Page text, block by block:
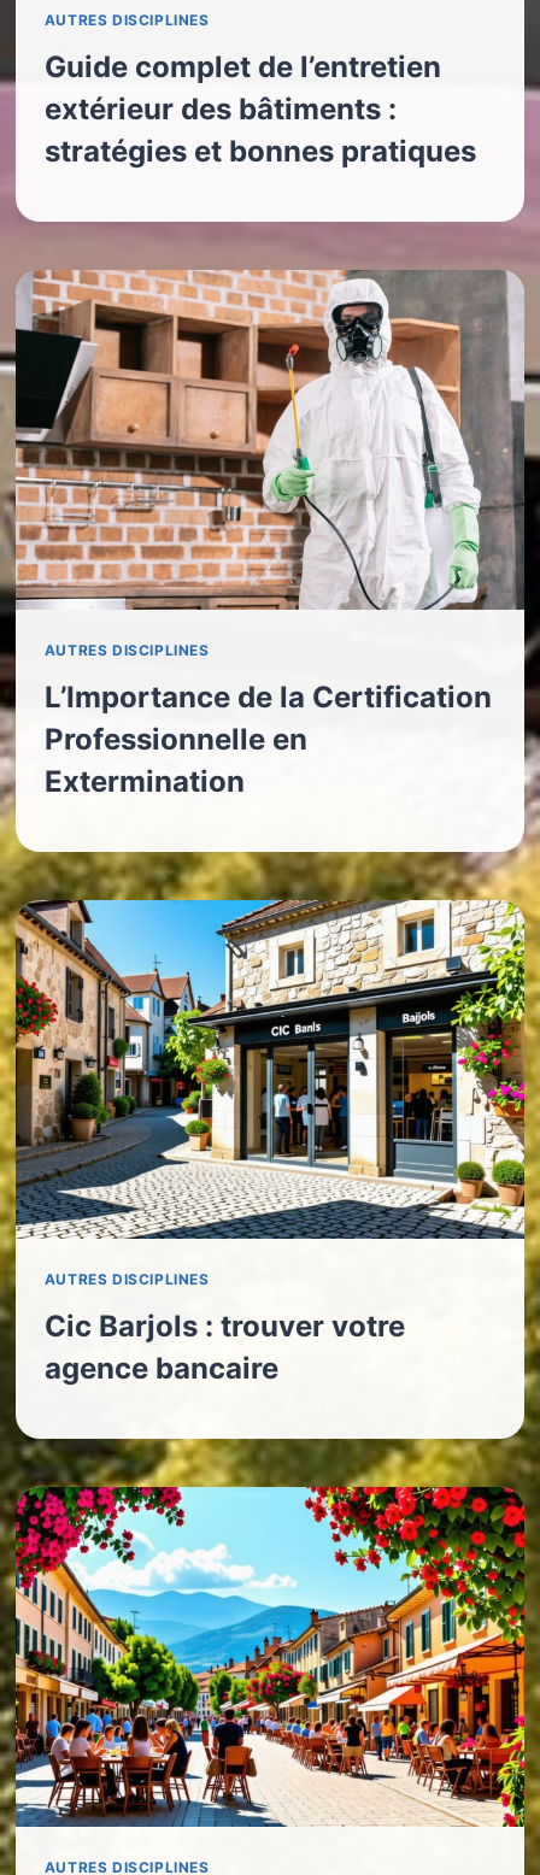
AUTRES DISCIPLINES
Guide complet de l’entretien
extérieur des bâtiments :
stratégies et bonnes pratiques
AUTRES DISCIPLINES
L’Importance de la Certification
Professionnelle en
Extermination
AUTRES DISCIPLINES
Cic Barjols : trouver votre
agence bancaire
AUTRES DISCIPLINES